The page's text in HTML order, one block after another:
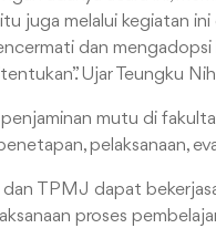
juga melalui kegiatan
dan
Ujar Teungku
mutu di
pelaksanaan,
dan TPMJ dapat
proses